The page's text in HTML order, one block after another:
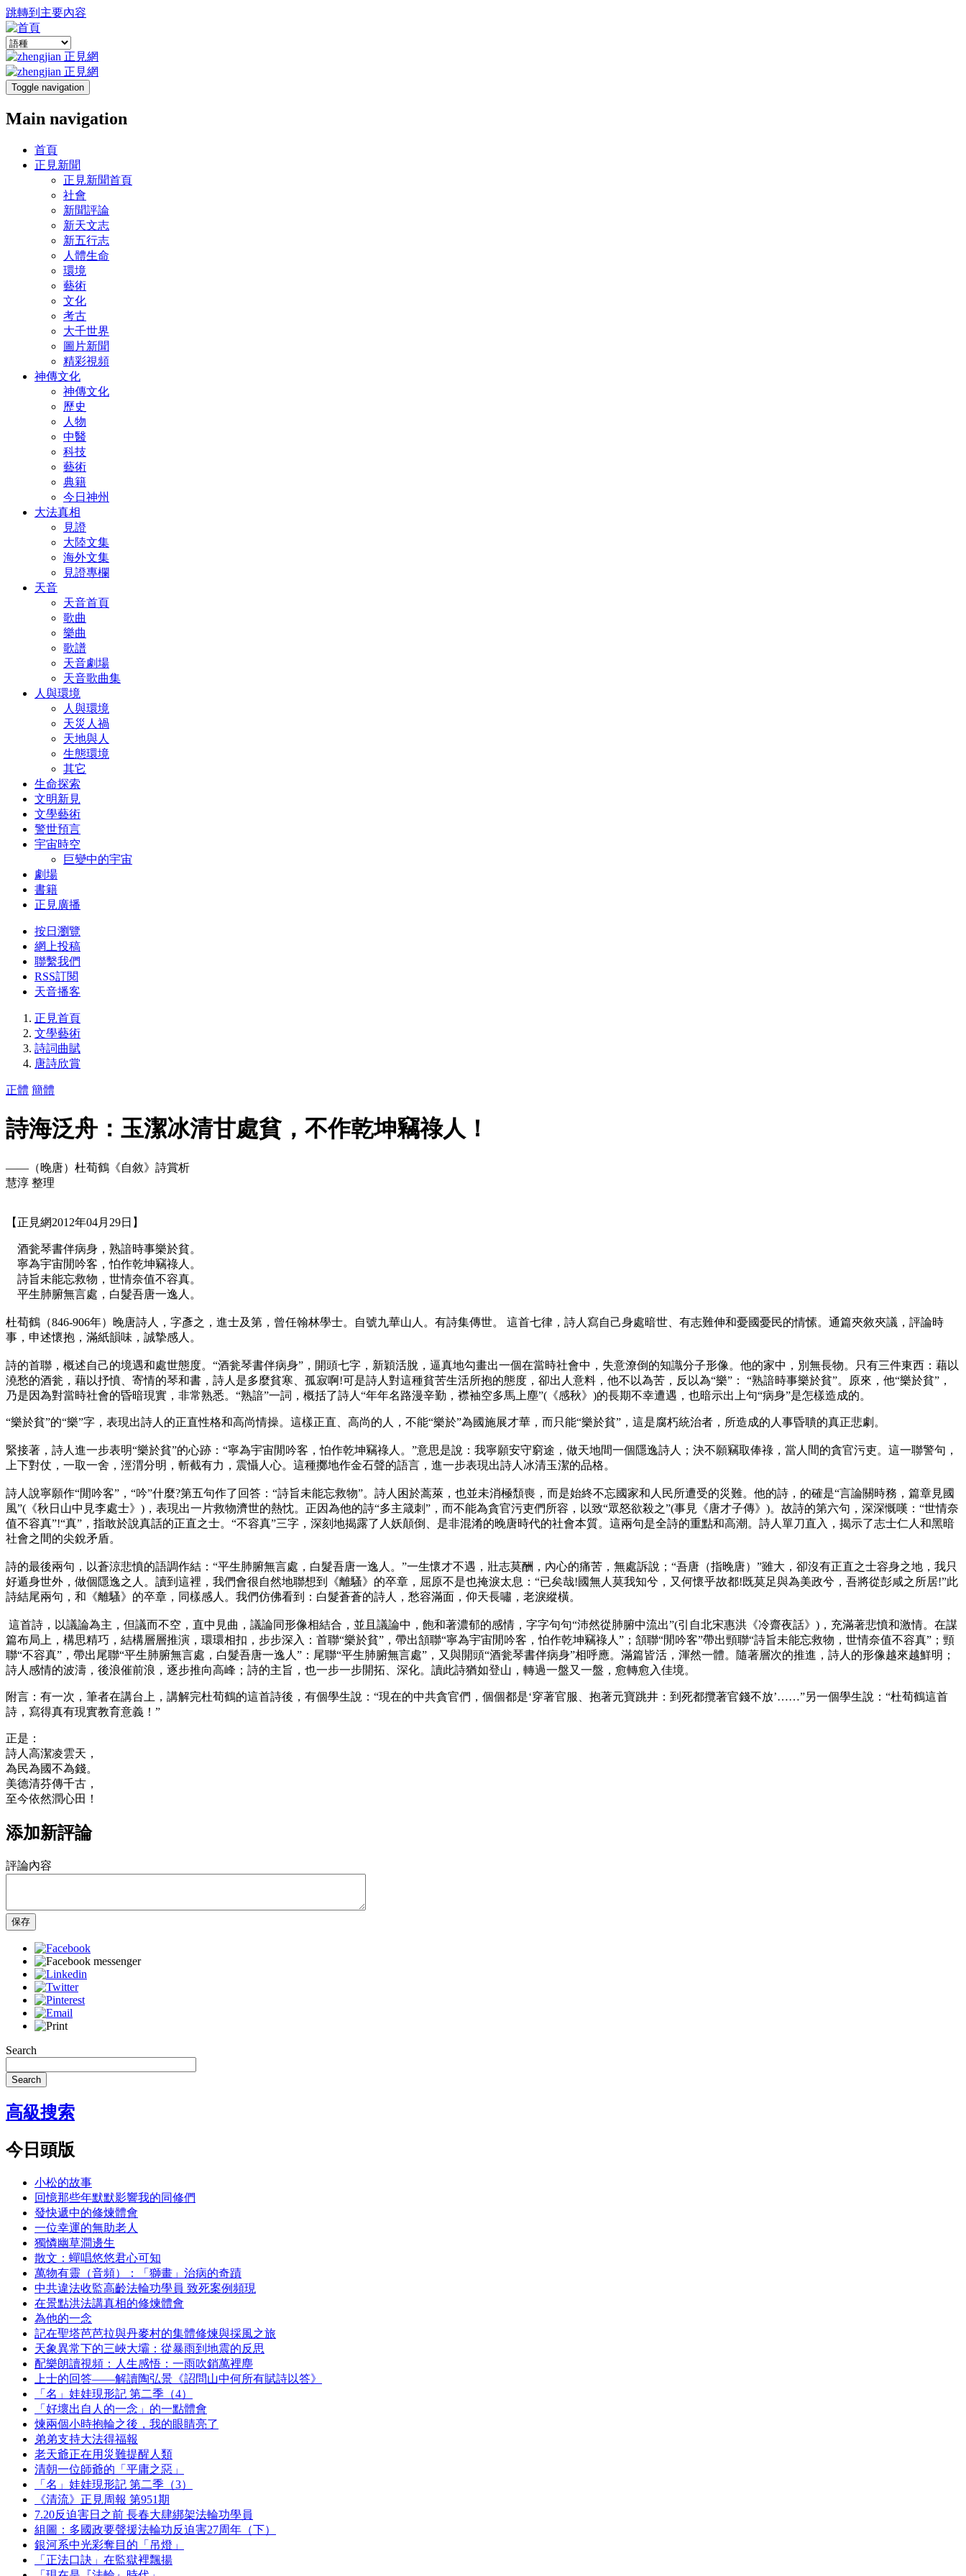
跳轉到主要內容
Toggle navigation
Main navigation
首頁
正見新聞
正見新聞首頁
社會
新聞評論
新天文志
新五行志
人體生命
環境
藝術
文化
考古
大千世界
圖片新聞
精彩視頻
神傳文化
神傳文化
歷史
人物
中醫
科技
藝術
典籍
今日神州
大法真相
見證
大陸文集
海外文集
見證專欄
天音
天音首頁
歌曲
樂曲
歌譜
天音劇場
天音歌曲集
人與環境
人與環境
天災人禍
天地與人
生態環境
其它
生命探索
文明新見
文學藝術
警世預言
宇宙時空
巨變中的宇宙
劇場
書籍
正見廣播
按日瀏覽
網上投稿
聯繫我們
RSS訂閱
天音播客
正見首頁
文學藝術
詩詞曲賦
唐詩欣賞
正體 簡體
詩海泛舟：玉潔冰清甘處貧，不作乾坤竊祿人！
――（晚唐）杜荀鶴《自敘》詩賞析
慧淳 整理
【正見網2012年04月29日】
酒瓮琴書伴病身，熟諳時事樂於貧。
寧為宇宙閒吟客，怕作乾坤竊祿人。
詩旨未能忘救物，世情奈值不容真。
平生肺腑無言處，白髮吾唐一逸人。
杜荀鶴（846-906年）晚唐詩人，字彥之，進士及第，曾任翰林學士。自號九華山人。有詩集傳世。 這首七律，詩人寫自己身處暗世、有志難伸和憂國憂民的情愫。通篇夾敘夾議，評論時
事，申述懷抱，滿紙韻味，誠摯感人。
詩的首聯，概述自己的境遇和處世態度。“酒瓮琴書伴病身”，開頭七字，新穎活脫，逼真地勾畫出一個在當時社會中，失意潦倒的知識分子形像。他的家中，別無長物。只有三件東西：藉以
澆愁的酒瓮，藉以抒憤、寄情的琴和書，詩人是多麼貧寒、孤寂啊!可是詩人對這種貧苦生活所抱的態度，卻出人意料，他不以為苦，反以為“樂”： “熟諳時事樂於貧”。原來，他“樂於貧”，
乃是因為對當時社會的昏暗現實，非常熟悉。“熟諳”一詞，概括了詩人“年年名路漫辛勤，襟袖空多馬上塵”(《感秋》)的長期不幸遭遇，也暗示出上句“病身”是怎樣造成的。
“樂於貧”的“樂”字，表現出詩人的正直性格和高尚情操。這樣正直、高尚的人，不能“樂於”為國施展才華，而只能“樂於貧”，這是腐朽統治者，所造成的人事昏聵的真正悲劇。
緊接著，詩人進一步表明“樂於貧”的心跡：“寧為宇宙閒吟客，怕作乾坤竊祿人。”意思是說：我寧願安守窮途，做天地間一個隱逸詩人；決不願竊取俸祿，當人間的貪官污吏。這一聯警句，
上下對仗，一取一舍，涇渭分明，斬截有力，震懾人心。這種擲地作金石聲的語言，進一步表現出詩人冰清玉潔的品格。
詩人說寧願作“閒吟客”，“吟”什麼?第五句作了回答：“詩旨未能忘救物”。詩人困於蒿萊，也並未消極頹喪，而是始終不忘國家和人民所遭受的災難。他的詩，的確是“言論關時務，篇章見國
風”(《秋日山中見李處士》)，表現出一片救物濟世的熱忱。正因為他的詩“多主箴刺”，而不能為貪官污吏們所容，以致“眾怒欲殺之”(事見《唐才子傳》)。故詩的第六句，深深慨嘆：“世情奈
值不容真”!“真”，指敢於說真話的正直之士。“不容真”三字，深刻地揭露了人妖顛倒、是非混淆的晚唐時代的社會本質。這兩句是全詩的重點和高潮。詩人單刀直入，揭示了志士仁人和黑暗
社會之間的尖銳矛盾。
詩的最後兩句，以蒼涼悲憤的語調作結：“平生肺腑無言處，白髮吾唐一逸人。”一生懷才不遇，壯志莫酬，內心的痛苦，無處訴說；“吾唐（指晚唐）”雖大，卻沒有正直之士容身之地，我只
好遁身世外，做個隱逸之人。讀到這裡，我們會很自然地聯想到《離騷》的卒章，屈原不是也掩淚太息：“已矣哉!國無人莫我知兮，又何懷乎故都!既莫足與為美政兮，吾將從彭咸之所居!”此
詩結尾兩句，和《離騷》的卒章，同樣感人。我們仿佛看到：白髮蒼蒼的詩人，愁容滿面，仰天長嘯，老淚縱橫。
這首詩，以議論為主，但議而不空，直中見曲，議論同形像相結合，並且議論中，飽和著濃郁的感情，字字句句“沛然從肺腑中流出”(引自北宋惠洪《冷齋夜話》)，充滿著悲憤和激情。在謀
篇布局上，構思精巧，結構層層推演，環環相扣，步步深入：首聯“樂於貧”，帶出頷聯“寧為宇宙閒吟客，怕作乾坤竊祿人”；頷聯“閒吟客”帶出頸聯“詩旨未能忘救物，世情奈值不容真”；頸
聯“不容真”，帶出尾聯“平生肺腑無言處，白髮吾唐一逸人”：尾聯“平生肺腑無言處”，又與開頭“酒瓮琴書伴病身”相呼應。滿篇皆活，渾然一體。隨著層次的推進，詩人的形像越來越鮮明；
詩人感情的波濤，後浪催前浪，逐步推向高峰；詩的主旨，也一步一步開拓、深化。讀此詩猶如登山，轉過一盤又一盤，愈轉愈入佳境。
附言：有一次，筆者在講台上，講解完杜荀鶴的這首詩後，有個學生說：“現在的中共貪官們，個個都是‘穿著官服、抱著元寶跳井：到死都攬著官錢不放’……”另一個學生說：“杜荀鶴這首
詩，寫得真有現實教育意義！”
正是：
詩人高潔凌雲天，
為民為國不為錢。
美德清芬傳千古，
至今依然潤心田！
添加新評論
評論內容
保存
Search
Search
高級搜索
今日頭版
小松的故事
回憶那些年默默影響我的同修們
發快遞中的修煉體會
一位幸運的無助老人
獨憐幽草澗邊生
散文：蟬唱悠悠君心可知
萬物有靈（音頻）：「獅畫」治病的奇蹟
中共違法收監高齡法輪功學員 致死案例頻現
在景點洪法講真相的修煉體會
為他的一念
記在聖塔芭芭拉與丹麥村的集體修煉與採風之旅
天象異常下的三峽大壩：從暴雨到地震的反思
配樂朗讀視頻：人生感悟：一雨吹銷萬裡塵
上士的回答——解讀陶弘景《詔問山中何所有賦詩以答》
「名」娃娃現形記 第二季（4）
「好壞出自人的一念」的一點體會
煉兩個小時抱輪之後，我的眼睛亮了
弟弟支持大法得福報
老天爺正在用災難提醒人類
清朝一位師爺的「平庸之惡」
「名」娃娃現形記 第二季（3）
《清流》正見周報 第951期
7.20反迫害日之前 長春大肆綁架法輪功學員
組圖：多國政要聲援法輪功反迫害27周年（下）
銀河系中光彩奪目的「吊燈」
「正法口訣」在監獄裡飄揚